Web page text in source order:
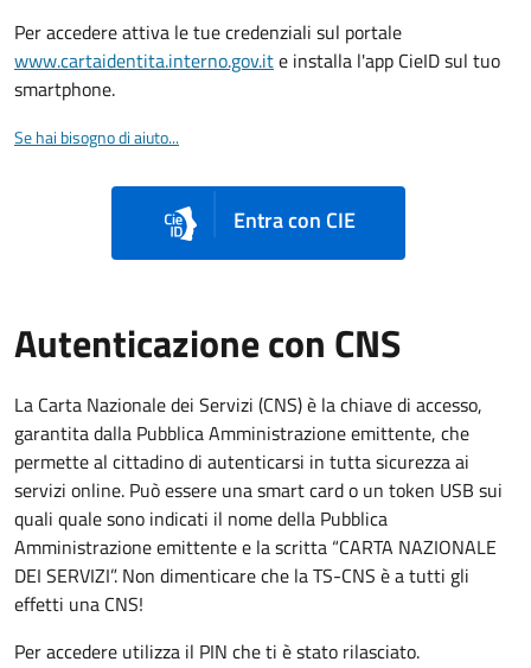
Per accedere attiva le tue credenziali sul portale
www.cartaidentita.interno.gov.ite installa l'app CieID sul tuo
smartphone.
Se hai bisogno di aiuto...
Entra con CIE
Autenticazione con CNS
La Carta Nazionale dei Servizi (CNS) è la chiave di accesso,
garantita dalla Pubblica Amministrazione emittente, che
permette al cittadino di autenticarsi in tutta sicurezza ai
servizi online. Può essere una smart card o un token USB sui
quali quale sono indicati il nome della Pubblica
Amministrazione emittente e la scritta “CARTA NAZIONALE
DEI SERVIZI”. Non dimenticare che la TS-CNS è a tutti gli
effetti una CNS!
Per accedere utilizza il PIN che ti è stato rilasciato.